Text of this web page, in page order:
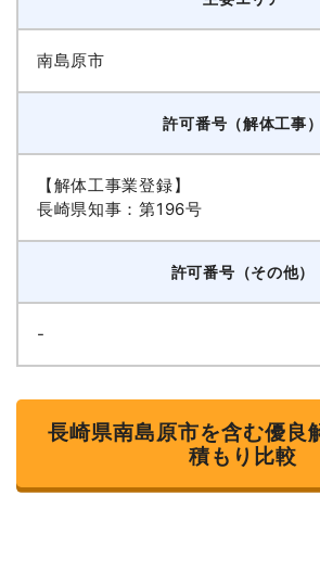
南島原市
許可番号（解体工事）
【解体工事業登録】
長崎県知事：第196号
許可番号（その他）
-
長崎県南島原市を含む優良
積もり比較